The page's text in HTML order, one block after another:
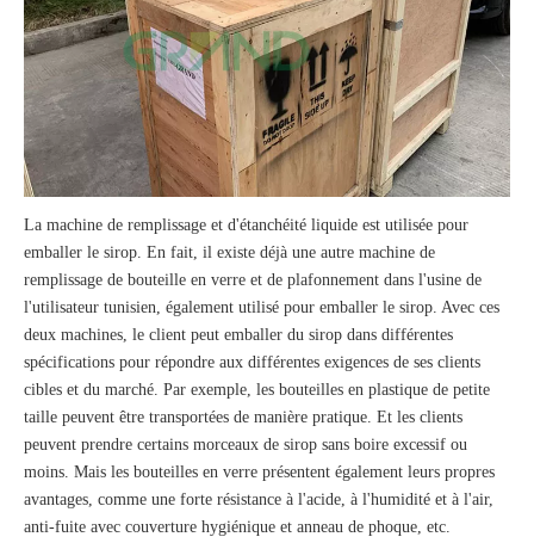
La machine de remplissage et d'étanchéité liquide est utilisée pour
emballer le sirop. En fait, il existe déjà une autre machine de
remplissage de bouteille en verre et de plafonnement dans l'usine de
l'utilisateur tunisien, également utilisé pour emballer le sirop. Avec ces
deux machines, le client peut emballer du sirop dans différentes
spécifications pour répondre aux différentes exigences de ses clients
cibles et du marché. Par exemple, les bouteilles en plastique de petite
taille peuvent être transportées de manière pratique. Et les clients
peuvent prendre certains morceaux de sirop sans boire excessif ou
moins. Mais les bouteilles en verre présentent également leurs propres
avantages, comme une forte résistance à l'acide, à l'humidité et à l'air,
anti-fuite avec couverture hygiénique et anneau de phoque, etc.